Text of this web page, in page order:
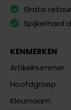
Gratis
Spijkerhard
KENMERKEN
Artikelnummer
Hoofdgroep
Kleurnaam